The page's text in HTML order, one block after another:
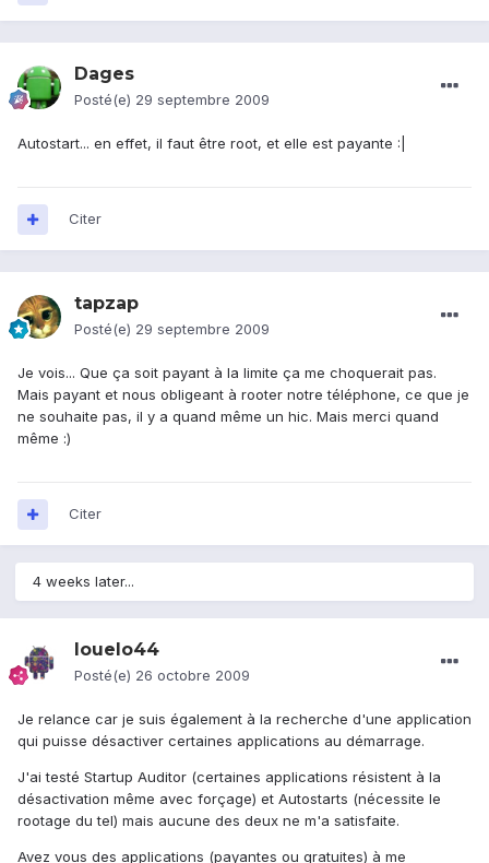
Dages
Posté(e) 29 septembre 2009
Autostart... en effet, il faut être root, et elle est payante :|
Citer
tapzap
Posté(e) 29 septembre 2009
Je vois... Que ça soit payant à la limite ça me choquerait pas.
Mais payant et nous obligeant à rooter notre téléphone, ce que je
ne souhaite pas, il y a quand même un hic. Mais merci quand
même :)
Citer
4 weeks later...
louelo44
Posté(e) 26 octobre 2009
Je relance car je suis également à la recherche d'une application
qui puisse désactiver certaines applications au démarrage.
J'ai testé Startup Auditor (certaines applications résistent à la
désactivation même avec forçage) et Autostarts (nécessite le
rootage du tel) mais aucune des deux ne m'a satisfaite.
Avez vous des applications (payantes ou gratuites) à me